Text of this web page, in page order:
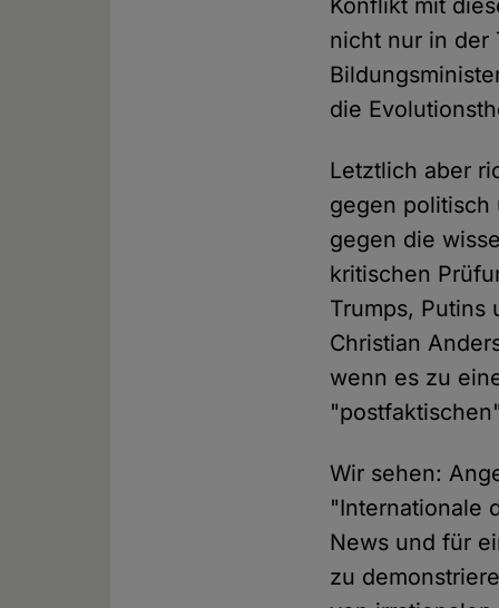
Konflikt mit
nicht nur in der
die
Letztlich aber
gegen politisch
gegen die
kritischen
Trumps, Putins
Christian
wenn es zu
Wir sehen:
"Internationale
News und für
zu